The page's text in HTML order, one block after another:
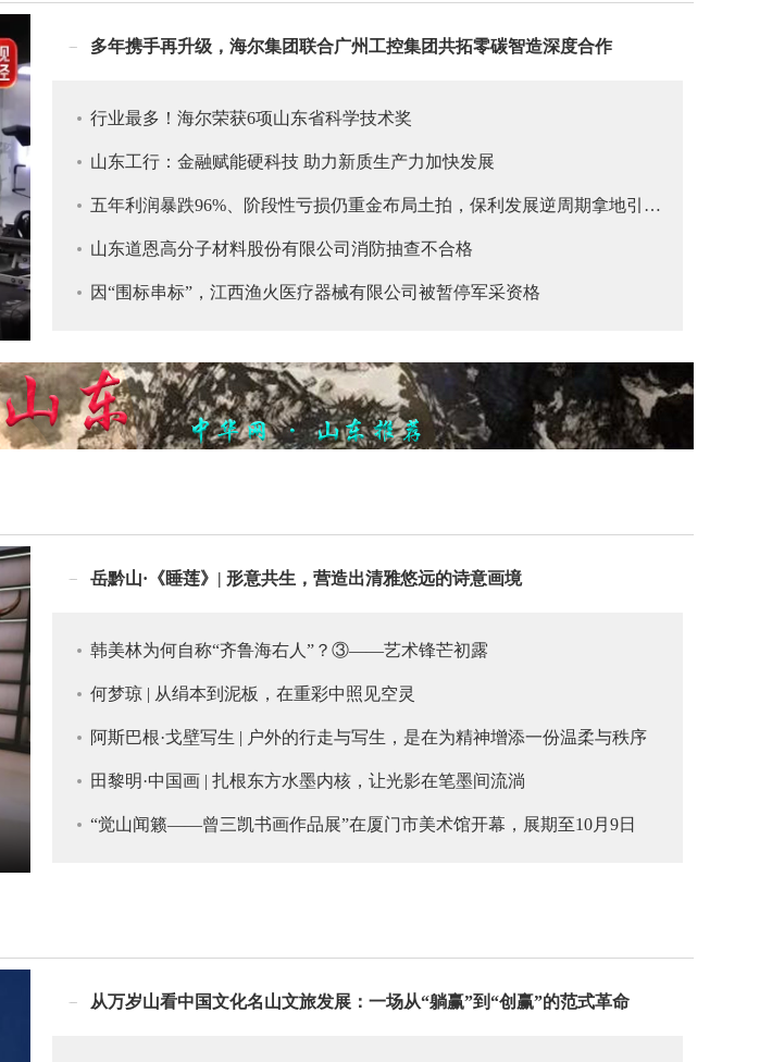
多年携手再升级，海尔集团联合广州工控集团共拓零碳智造深度合作
行业最多！海尔荣获6项山东省科学技术奖
山东工行：金融赋能硬科技 助力新质生产力加快发展
五年利润暴跌96%、阶段性亏损仍重金布局土拍，保利发展逆周期拿地引市
场争议
山东道恩高分子材料股份有限公司消防抽查不合格
因“围标串标”，江西渔火医疗器械有限公司被暂停军采资格
岳黔山·《睡莲》| 形意共生，营造出清雅悠远的诗意画境
韩美林为何自称“齐鲁海右人”？③——艺术锋芒初露
何梦琼 | 从绢本到泥板，在重彩中照见空灵
阿斯巴根·戈壁写生 | 户外的行走与写生，是在为精神增添一份温柔与秩序
田黎明·中国画 | 扎根东方水墨内核，让光影在笔墨间流淌
“觉山闻籁——曾三凯书画作品展”在厦门市美术馆开幕，展期至10月9日
从万岁山看中国文化名山文旅发展：一场从“躺赢”到“创赢”的范式革命